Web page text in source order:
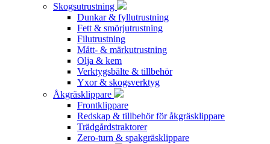
Skogsutrustning
Dunkar & fyllutrustning
Fett & smörjutrustning
Filutrustning
Mått- & märkutrustning
Olja & kem
Verktygsbälte & tillbehör
Yxor & skogsverktyg
Åkgräsklippare
Frontklippare
Redskap & tillbehör för åkgräsklippare
Trädgårdstraktorer
Zero-turn & spakgräsklippare